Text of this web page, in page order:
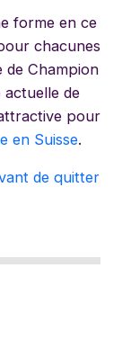
forme en ce
chacunes
de Champion
de
pour
en Suisse.
de quitter